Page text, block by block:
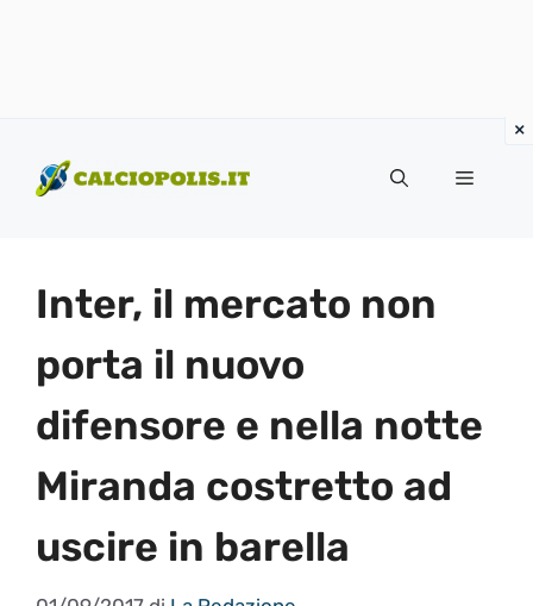
contenuto
Menu
Inter, il mercato non
porta il nuovo
difensore e nella notte
Miranda costretto ad
uscire in barella